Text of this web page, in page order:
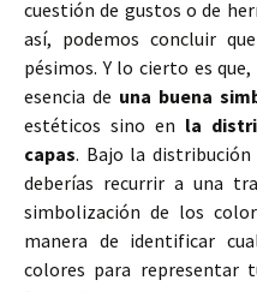
cuestión de gustos o de
así, podemos concluir
pésimos. Y lo cierto es
esencia de una buena
estéticos sino en la
capas. Bajo la
deberías recurrir a una
simbolización de los
manera de identificar
colores para